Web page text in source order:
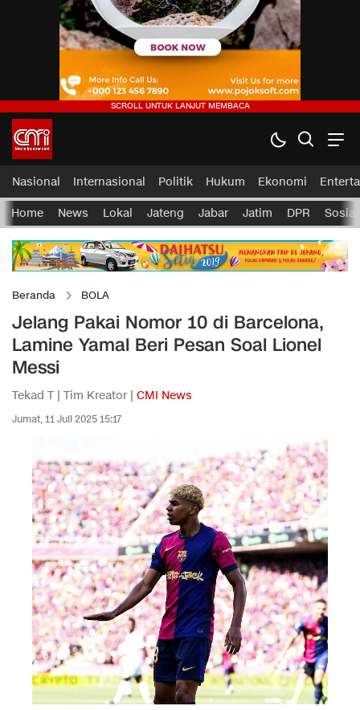
Nasional Internasional Politik Hukum Ekonomi
Home News Lokal Jateng Jabar Jatim DPR Sosial
Beranda BOLA
Jelang Pakai Nomor 10 di Barcelona,
Lamine Yamal Beri Pesan Soal Lionel
Messi
Tekad T | Tim Kreator | CMI News
Jumat, 11 Juli 2025 15:17